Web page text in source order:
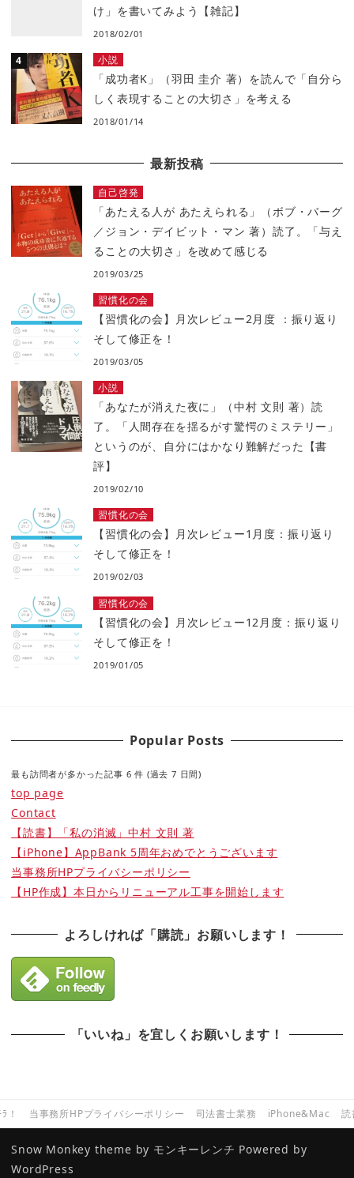
け」を書いてみよう【雑記】
2018/02/01
小説
「成功者K」（羽田 圭介 著）を読んで「自分ら
しく表現することの大切さ」を考える
2018/01/14
最新投稿
自己啓発
「あたえる人が あたえられる」（ボブ・バーグ
／ジョン・デイビット・マン 著）読了。「与え
ることの大切さ」を改めて感じる
2019/03/25
習慣化の会
【習慣化の会】月次レビュー2月度 ：振り返り
そして修正を！
2019/03/05
小説
「あなたが消えた夜に」（中村 文則 著）読
了。「人間存在を揺るがす驚愕のミステリー」
というのが、自分にはかなり難解だった【書
評】
2019/02/10
習慣化の会
【習慣化の会】月次レビュー1月度：振り返り
そして修正を！
2019/02/03
習慣化の会
【習慣化の会】月次レビュー12月度：振り返り
そして修正を！
2019/01/05
Popular Posts
最も訪問者が多かった記事 6 件 (過去 7 日間)
top page
Contact
【読書】「私の消滅」中村 文則 著
【iPhone】AppBank 5周年おめでとうございます
当事務所HPプライバシーポリシー
【HP作成】本日からリニューアル工事を開始します
よろしければ「購読」お願いします！
「いいね」を宜しくお願いします！
！ 当事務所HPプライバシーポリシー 司法書士業務 iPhone&Mac 読
Snow Monkey theme by モンキーレンチ Powered by
WordPress